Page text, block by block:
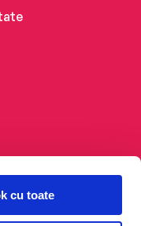
cu toate